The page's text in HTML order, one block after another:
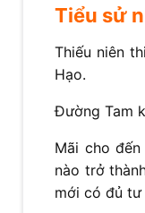
Tiểu sử
Thiếu niên
Hạo.
Đường Tam
Mãi cho
nào trở
mới có đủ